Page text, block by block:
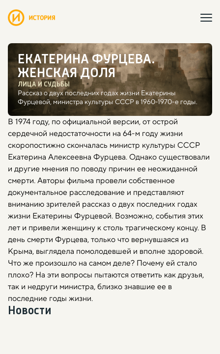
ЕКАТЕРИНА ФУРЦЕВА.
ЖЕНСКАЯ ДОЛЯ
ЛИЦА И СУДЬБЫ
Рассказ о двух последних годах жизни Екатерины
Фурцевой, министра культуры СССР в 1960-1970-е годы.
В 1974 году, по официальной версии, от острой
сердечной недостаточности на 64-м году жизни
скоропостижно скончалась министр культуры СССР
Екатерина Алексеевна Фурцева. Однако существовали
и другие мнения по поводу причин ее неожиданной
смерти. Авторы фильма провели собственное
документальное расследование и представляют
вниманию зрителей рассказ о двух последних годах
жизни Екатерины Фурцевой. Возможно, события этих
лет и привели женщину к столь трагическому концу. В
день смерти Фурцева, только что вернувшаяся из
Крыма, выглядела помолодевшей и вполне здоровой.
Что же произошло на самом деле? Почему ей стало
плохо? На эти вопросы пытаются ответить как друзья,
так и недруги министра, близко знавшие ее в
последние годы жизни.
Новости